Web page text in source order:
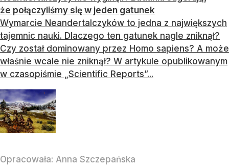
że połączyliśmy się w jeden gatunek
Wymarcie Neandertalczyków to jedna z największych
tajemnic nauki. Dlaczego ten gatunek nagle zniknął?
Czy został dominowany przez Homo sapiens? A może
właśnie wcale nie zniknął? W artykule opublikowanym
w czasopiśmie „Scientific Reports”...
Opracowała: Anna Szczepańska